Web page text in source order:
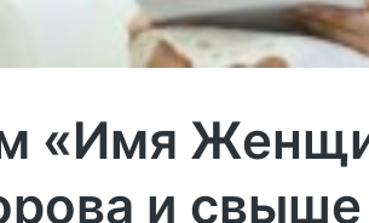
«Имя
и